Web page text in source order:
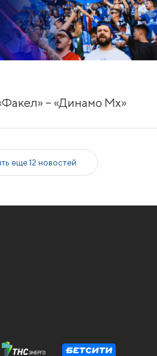
– «Динамо Мх»
еще 12 новостей